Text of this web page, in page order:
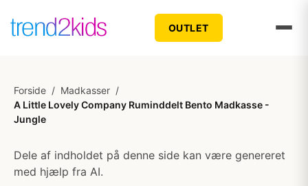
OUTLET
Forside / Madkasser /
A Little Lovely Company Ruminddelt Bento Madkasse -
Jungle
Dele af indholdet på denne side kan være genereret
med hjælp fra AI.